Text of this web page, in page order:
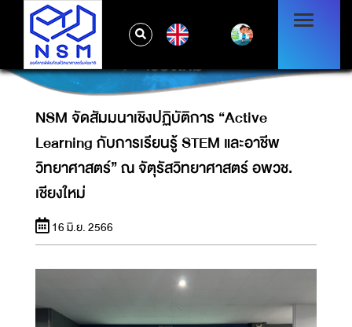
NSM จัดสัมมนาเชิงปฏิบัติการ “ACTIVE
LEARNING กับการเรียนรู้ STEM และอาชีพ
วิทยาศาสตร์” ณ จัตุรัสวิทยาศาสตร์ อพวช.
เชียงใหม่
NSM จัดสัมมนาเชิงปฏิบัติการ “Active
Learning กับการเรียนรู้ STEM และอาชีพ
วิทยาศาสตร์” ณ จัตุรัสวิทยาศาสตร์ อพวช.
เชียงใหม่
16 มิ.ย. 2566